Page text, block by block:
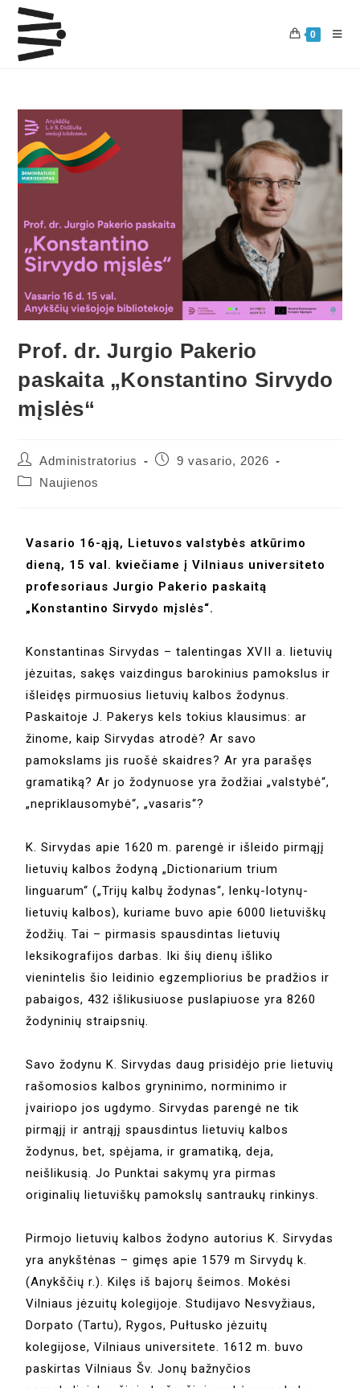
0
Prof. dr. Jurgio Pakerio
paskaita „Konstantino Sirvydo
mįslės“
Administratorius
9 vasario, 2026
Naujienos
Vasario 16-ąją, Lietuvos valstybės atkūrimo
dieną, 15 val. kviečiame į Vilniaus universiteto
profesoriaus Jurgio Pakerio paskaitą
„Konstantino Sirvydo mįslės“.
Konstantinas Sirvydas – talentingas XVII a. lietuvių
jėzuitas, sakęs vaizdingus barokinius pamokslus ir
išleidęs pirmuosius lietuvių kalbos žodynus.
Paskaitoje J. Pakerys kels tokius klausimus: ar
žinome, kaip Sirvydas atrodė? Ar savo
pamokslams jis ruošė skaidres? Ar yra parašęs
gramatiką? Ar jo žodynuose yra žodžiai „valstybė“,
„nepriklausomybė“, „vasaris“?
K. Sirvydas apie 1620 m. parengė ir išleido pirmąjį
lietuvių kalbos žodyną „Dictionarium trium
linguarum“ („Trijų kalbų žodynas“, lenkų-lotynų-
lietuvių kalbos), kuriame buvo apie 6000 lietuviškų
žodžių. Tai – pirmasis spausdintas lietuvių
leksikografijos darbas. Iki šių dienų išliko
vienintelis šio leidinio egzempliorius be pradžios ir
pabaigos, 432 išlikusiuose puslapiuose yra 8260
žodyninių straipsnių.
Savo žodynu K. Sirvydas daug prisidėjo prie lietuvių
rašomosios kalbos gryninimo, norminimo ir
įvairiopo jos ugdymo. Sirvydas parengė ne tik
pirmąjį ir antrąjį spausdintus lietuvių kalbos
žodynus, bet, spėjama, ir gramatiką, deja,
neišlikusią. Jo Punktai sakymų yra pirmas
originalių lietuviškų pamokslų santraukų rinkinys.
Pirmojo lietuvių kalbos žodyno autorius K. Sirvydas
yra anykštėnas – gimęs apie 1579 m Sirvydų k.
(Anykščių r.). Kilęs iš bajorų šeimos. Mokėsi
Vilniaus jėzuitų kolegijoje. Studijavo Nesvyžiaus,
Dorpato (Tartu), Rygos, Pułtusko jėzuitų
kolegijose, Vilniaus universitete. 1612 m. buvo
paskirtas Vilniaus Šv. Jonų bažnyčios